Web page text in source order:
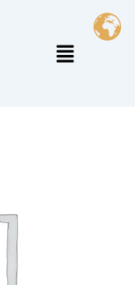
تخطي
المحتوى
القائمة